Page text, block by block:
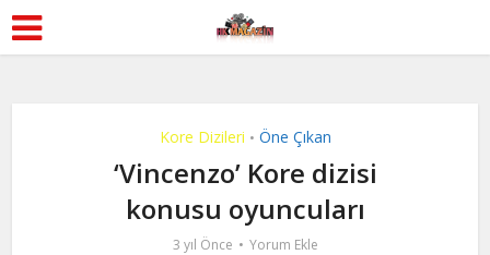
Kore Dizileri • Öne Çıkan
‘Vincenzo’ Kore dizisi
konusu oyuncuları
3 yıl Önce Yorum Ekle